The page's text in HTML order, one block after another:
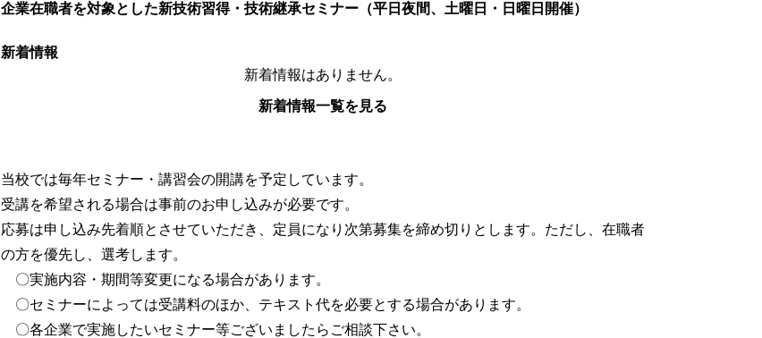
企業在職者を対象とした新技術習得・技術継承セミナー（平日夜間、土曜日・日曜日開催）
新着情報
新着情報はありません。
新着情報一覧を見る
当校では毎年セミナー・講習会の開講を予定しています。
受講を希望される場合は事前のお申し込みが必要です。
応募は申し込み先着順とさせていただき、定員になり次第募集を締め切りとします。ただし、在職者
の方を優先し、選考します。
〇実施内容・期間等変更になる場合があります。
〇セミナーによっては受講料のほか、テキスト代を必要とする場合があります。
〇各企業で実施したいセミナー等ございましたらご相談下さい。